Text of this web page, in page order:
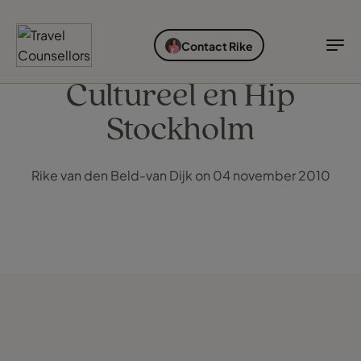
Ontdek bestemmingen
ONTDEK BESTEMMINGEN
Bestemmingen
SOORTEN VAKANTIES
Soorten vakanties
Ideale reistijd
IDEALE REISTIJD
Ideale reistijd
INSPIRATIE
TC Reisroutes
Contact Rike
Cultureel en Hip
Stockholm
Rike van den Beld-van Dijk on 04 november 2010